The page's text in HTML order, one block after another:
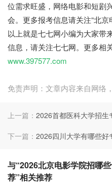
位需求旺盛，网络电影和短剧
会。更多报考信息请关注“北京
以上就是七七网小编为大家带
信息，请关注七七网。更多相
www.397577.com
免责声明：文章内容来自网络
上一篇： 2026首都医科大学招生
下一篇： 2026四川大学有哪些好
与“2026北京电影学院招哪
荐”相关推荐